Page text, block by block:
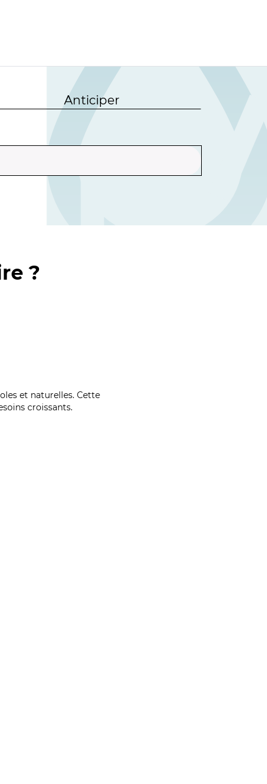
Anticiper
?
et naturelles. Cette
croissants.